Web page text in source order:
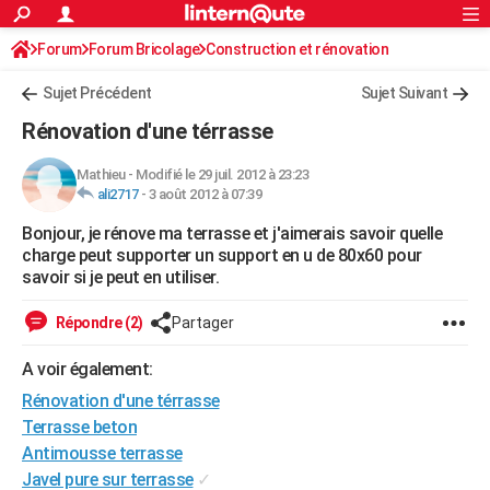
ACTUALITÉS
Politique
Société
Faits Divers
Education
Monde
Villes
+
FINANCE
Retraite
Impôts
Epargne
Immobilier
Risques naturels par ville
Banque
Assurance
Crédit
AUTO
Essais
Réserver un essai
Citadines
Berlines
SUV
Forum auto
+HIGH-TECH
Mobiles
Meilleur smartphone
Internet
Ordinateurs
Jeux vidéo
Guide high-tech
+
Forum
Aménagement intérieur
Extérieur
Cuisine
Salle de bains
Jardinage
Rangement
WEEK-END
Guides de France
Escapades
Patrimoine
Expositions
Musées
Week-end nature
+LIFESTYLE
Art de vivre
Bien-être
Loisirs
Mode
Modes de vie
SANTE
Alimentation
Guide de la santé
Maladies
Médicaments
Sommeil
VOYAGE
Rechercher
S'inscrire
Connexion
Forum Forum Bricolage Construction et rénovation
Sujet Précédent Sujet Suivant
Rénovation d'une térrasse
Mathieu- Modifié le 29 juil. 2012 à 23:23
ali2717- 3 août 2012 à 07:39
Bonjour, je rénove ma terrasse et j'aimerais savoir quelle
charge peut supporter un support en u de 80x60 pour
savoir si je peut en utiliser.
Répondre (2) Partager
A voir également:
Rénovation d'une térrasse
Terrasse beton
Antimousse terrasse
Javel pure sur terrasse ✓